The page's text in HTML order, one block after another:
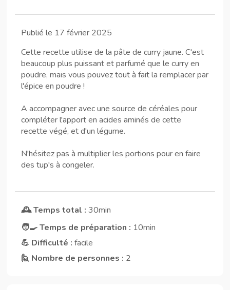
Publié le 17 février 2025
Cette recette utilise de la pâte de curry jaune. C'est
beaucoup plus puissant et parfumé que le curry en
poudre, mais vous pouvez tout à fait la remplacer par
l'épice en poudre !
A accompagner avec une source de céréales pour
compléter l'apport en acides aminés de cette
recette végé, et d'un légume.
N'hésitez pas à multiplier les portions pour en faire
des tup's à congeler.
🕰️ Temps total : 30min
🧑‍🍳 Temps de préparation : 10min
💪 Difficulté : facile
🙋 Nombre de personnes : 2